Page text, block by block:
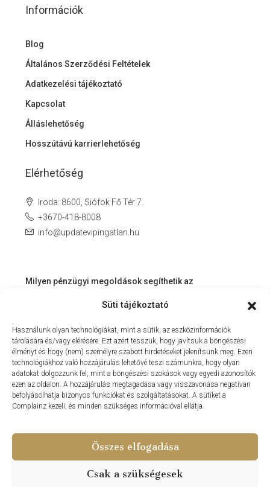
Süti tájékoztató
Használunk olyan technológiákat, mint a sütik, az eszközinformációk
tárolására és/vagy elérésére. Ezt azért tesszük, hogy javítsuk a böngészési
élményt és hogy (nem) személyre szabott hirdetéseket jelenítsünk meg. Ezen
technológiákhoz való hozzájárulás lehetővé teszi számunkra, hogy olyan
adatokat dolgozzunk fel, mint a böngészési szokások vagy egyedi azonosítók
ezen az oldalon. A hozzájárulás megtagadása vagy visszavonása negatívan
befolyásolhatja bizonyos funkciókat és szolgáltatásokat. A sütiket a
Complainz kezeli, és minden szükséges információval ellátja.
Összes elfogadása
Csak a szükségesek
Információk
Blog
Általános Szerződési Feltételek
Adatkezelési tájékoztató
Kapcsolat
Álláslehetőség
Hosszútávú karrierlehetőség
Elérhetőség
Iroda: 8600, Siófok Fő Tér 7.
+3670-418-8008
info@updatevipingatlan.hu
Milyen pénzügyi megoldások segíthetik az
szolgáltatás a Balaton környékén
MIT KÍNÁLHAT SZÁMUNKRA EGY INGATLANIRODA VEVŐI
ÉS ELADÓI NÉZŐPONTBÓL?
MILYEN KÖLTSÉGEKKEL KELL SZÁMOLNUNK
INGATLANVÁSÁRLÁS SORÁN?
© Update Vip Ingatlaniroda - Minden Jog Fenntartva 2024 –